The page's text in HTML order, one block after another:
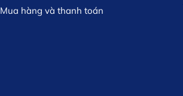
Mua hàng và thanh toán